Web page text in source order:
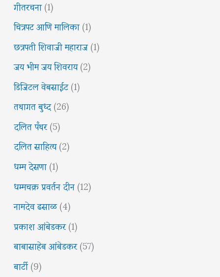
गीतरचना(1)
चित्रपट आणि मालिका(1)
छत्रपती शिवाजी महाराज(1)
जय भीम जय शिवराय(2)
डिजिटल वेबसाईट(1)
तथागत बुध्द(26)
दलित पँथर(5)
दलित साहित्य(2)
धम्म देसणा(1)
धम्मचक्र प्रवर्तन दीन(12)
नामदेव ढसाळ(4)
प्रकाश आंबेडकर(1)
बाबासाहेब आंबेडकर(57)
बार्टी(9)